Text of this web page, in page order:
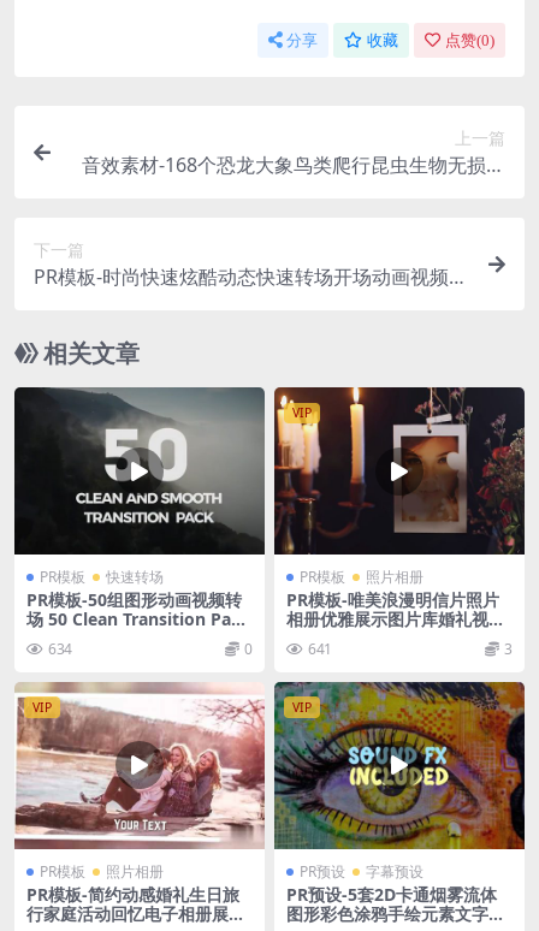
分享 收藏 点赞(0)
上一篇
音效素材-168个恐龙大象鸟类爬行昆虫生物无损音
下一篇
PR模板-时尚快速炫酷动态快速转场开场动画视频模
相关文章
PR模板 快速转场
PR模板-50组图形动画视频转
场 50 Clean Transition Pack
– Premiere Pro Templates
634 0
VIP
PR模板 照片相册
PR模板-唯美浪漫明信片照片
相册优雅展示图片库婚礼视频
模板641 3
VIP
PR模板 照片相册
PR模板-简约动感婚礼生日旅
行家庭活动回忆电子相册展示
VIP
PR预设 字幕预设
PR预设-5套2D卡通烟雾流体
图形彩色涂鸦手绘元素文字标